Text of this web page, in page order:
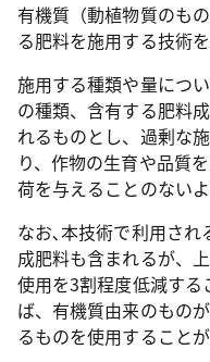
有機質（動植物質のも
る肥料を施用する技術を
施用する種類や量につ
の種類、含有する肥料
れるものとし、過剰な
り、作物の生育や品質
荷を与えることのない
なお､本技術で利用さ
成肥料も含まれるが、
使用を3割程度低減す
ば、有機質由来のもの
るものを使用することが